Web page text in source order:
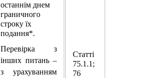
останнім днем
граничного
строку їх
подання*.
Перевірка з
інших питань –
з урахуванням
Статті
75.1.1;
76